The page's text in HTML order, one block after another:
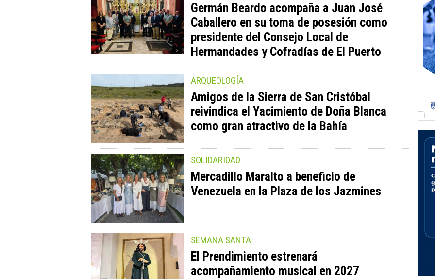
Germán Beardo acompaña a Juan José
Caballero en su toma de posesión como
presidente del Consejo Local de
Hermandades y Cofradías de El Puerto
ARQUEOLOGÍA
Amigos de la Sierra de San Cristóbal
reivindica el Yacimiento de Doña Blanca
como gran atractivo de la Bahía
SOLIDARIDAD
Mercadillo Maralto a beneficio de
Venezuela en la Plaza de los Jazmines
SEMANA SANTA
El Prendimiento estrenará
acompañamiento musical en 2027